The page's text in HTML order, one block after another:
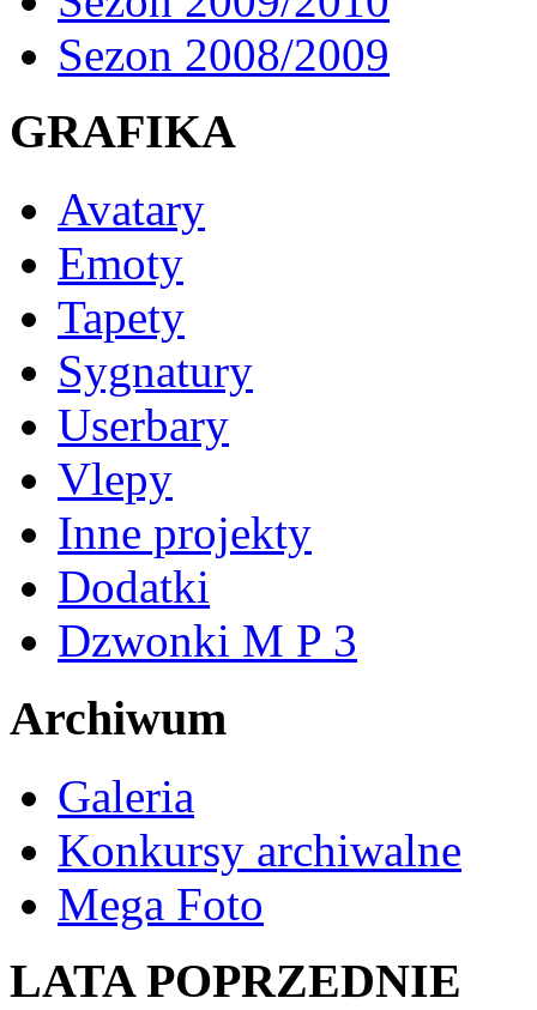
Sezon 2008/2009
GRAFIKA
Avatary
Emoty
Tapety
Sygnatury
Userbary
Vlepy
Inne projekty
Dodatki
Dzwonki M P 3
Archiwum
Galeria
Konkursy archiwalne
Mega Foto
LATA POPRZEDNIE